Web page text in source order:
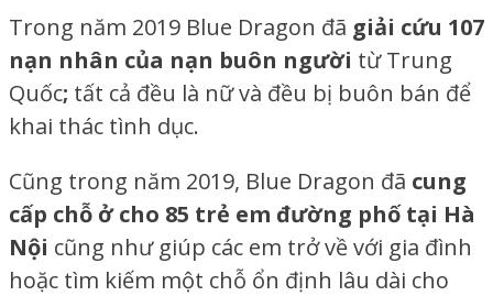
Trong năm 2019 Blue Dragon đã giải cứu 107
nạn nhân của nạn buôn người từ Trung
Quốc; tất cả đều là nữ và đều bị buôn bán để
khai thác tình dục.
Cũng trong năm 2019, Blue Dragon đã cung
cấp chỗ ở cho 85 trẻ em đường phố tại Hà
Nội cũng như giúp các em trở về với gia đình
hoặc tìm kiếm một chỗ ổn định lâu dài cho